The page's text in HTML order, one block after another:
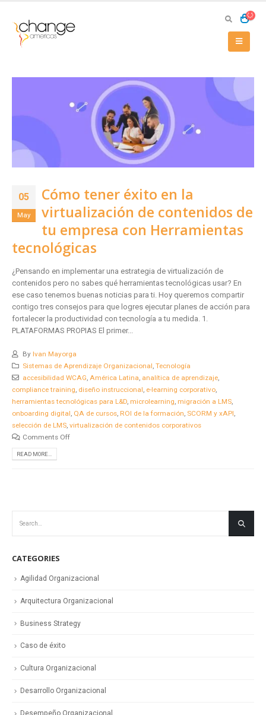
05
May
Cómo tener éxito en la
virtualización de contenidos de
tu empresa con Herramientas
tecnológicas
¿Pensando en implementar una estrategia de virtualización de
contenidos pero no sabes qué herramientas tecnológicas usar? En
ese caso tenemos buenas noticias para ti. Hoy queremos compartir
contigo tres consejos para que logres ejecutar planes de acción para
fortalecer la productividad con tecnología a tu medida. 1.
PLATAFORMAS PROPIAS El primer...
By Ivan Mayorga
Sistemas de Aprendizaje Organizacional Tecnología
accesibilidad WCAG América Latina analítica de aprendizaje,
compliance training diseño instruccional e-learning corporativo
herramientas tecnológicas para L&D microlearning migración a LMS
onboarding digital QA de cursos ROI de la formación SCORM y xAPI
selección de LMS virtualización de contenidos corporativos
Comments Off
READ MORE...
CATEGORIES
Agilidad Organizacional
Arquitectura Organizacional
Business Strategy
Caso de éxito
Cultura Organizacional
Desarrollo Organizacional
Desempeño Organizacional